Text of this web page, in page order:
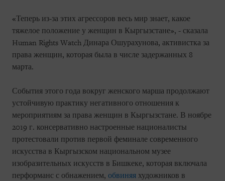
«Теперь из-за этих агрессоров весь мир знает, какое
тяжелое положение у женщин в Кыргызстане», - сказала
Human Rights Watch Динара Ошурахунова, активистка за
права женщин, которая была в числе задержанных 8
марта.
События этого года вокруг женского марша продолжают
устойчивую практику негативного отношения к
мероприятиям за права женщин в Кыргызстане. В ноябре
2019 г. консервативно настроенные националисты
протестовали против первой феминале современного
искусства в Кыргызском национальном музее
изобразительных искусств в Бишкеке, которая включала
перформанс с обнажением, обвиняя художников в